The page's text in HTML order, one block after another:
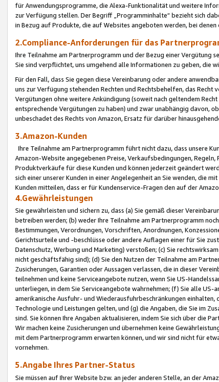
für Anwendungsprogramme, die Alexa-Funktionalität und weitere
zur Verfügung stellen. Der Begriff „Programminhalte“ bezieht sich
in Bezug auf Produkte, die auf Websites angeboten werden, bei
2.Compliance-Anforderungen für das
Ihre Teilnahme am Partnerprogramm und der Bezug einer Vergütung
Sie sind verpflichtet, uns umgehend alle Informationen zu geben, die
Für den Fall, dass Sie gegen diese Vereinbarung oder andere
uns zur Verfügung stehenden Rechten und Rechtsbehelfen, das
Vergütungen ohne weitere Ankündigung (soweit nach geltendem
entsprechende Vergütungen zu haben) und zwar unabhängig davon,
unbeschadet des Rechts von Amazon, Ersatz für darüber
3.Amazon-Kunden
Ihre Teilnahme am Partnerprogramm führt nicht dazu, dass unsere
Amazon-Website angegebenen Preise, Verkaufsbedingungen,
Produktverkäufe für diese Kunden und können jederzeit geändert
sich einer unserer Kunden in einer Angelegenheit an Sie wenden, die
Kunden mitteilen, dass er für Kundenservice-Fragen den auf der
4.Gewährleistungen
Sie gewährleisten und sichern zu, dass (a) Sie gemäß dieser
betreiben werden; (b) weder Ihre Teilnahme am Partnerprogramm
Bestimmungen, Verordnungen, Vorschriften, Anordnungen,
Gerichtsurteile und -beschlüsse oder andere Auflagen einer für Sie
Datenschutz, Werbung und Marketing) verstoßen; (c) Sie
nicht geschäftsfähig sind); (d) Sie den Nutzen der Teilnahme am
Zusicherungen, Garantien oder Aussagen verlassen, die in dieser
teilnehmen und keine Serviceangebote nutzen, wenn Sie US-
unterliegen, in dem Sie Serviceangebote wahrnehmen; (f) Sie alle
amerikanische Ausfuhr- und Wiederausfuhrbeschränkungen
Technologie und Leistungen gelten, und (g) die Angaben, die Sie im
sind. Sie können Ihre Angaben aktualisieren, indem Sie sich über die
Wir machen keine Zusicherungen und übernehmen keine
mit dem Partnerprogramm erwarten können, und wir sind nicht für
vornehmen.
5.Angabe Ihres Partner-Status
Sie müssen auf Ihrer Website bzw. an jeder anderen Stelle, an der